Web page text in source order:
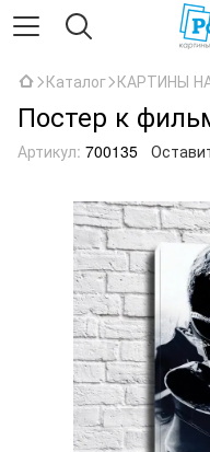
Каталог КАРТИНЫ
Постер к
Артикул: 700135